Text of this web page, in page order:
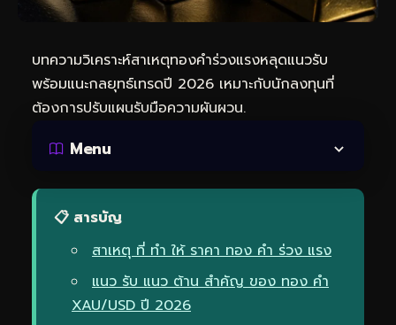
บทความวิเคราะห์สาเหตุทองคำร่วงแรงหลุดแนวรับ
พร้อมแนะกลยุทธ์เทรดปี 2026 เหมาะกับนักลงทุนที่
ต้องการปรับแผนรับมือความผันผวน.
Menu
📋 สารบัญ
สาเหตุ ที่ ทำ ให้ ราคา ทอง คำ ร่วง แรง
แนว รับ แนว ต้าน สำคัญ ของ ทอง คำ
XAU/USD ปี 2026